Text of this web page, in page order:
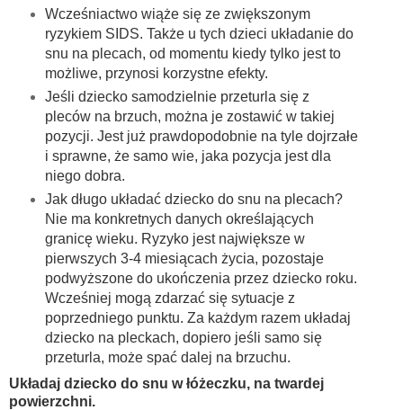
Wcześniactwo wiąże się ze zwiększonym
ryzykiem SIDS. Także u tych dzieci układanie do
snu na plecach, od momentu kiedy tylko jest to
możliwe, przynosi korzystne efekty.
Jeśli dziecko samodzielnie przeturla się z
pleców na brzuch, można je zostawić w takiej
pozycji. Jest już prawdopodobnie na tyle dojrzałe
i sprawne, że samo wie, jaka pozycja jest dla
niego dobra.
Jak długo układać dziecko do snu na plecach?
Nie ma konkretnych danych określających
granicę wieku. Ryzyko jest największe w
pierwszych 3-4 miesiącach życia, pozostaje
podwyższone do ukończenia przez dziecko roku.
Wcześniej mogą zdarzać się sytuacje z
poprzedniego punktu. Za każdym razem układaj
dziecko na pleckach, dopiero jeśli samo się
przeturla, może spać dalej na brzuchu.
Układaj dziecko do snu w łóżeczku, na twardej
powierzchni.